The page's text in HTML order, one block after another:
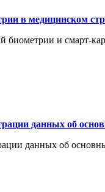
в медицинском
и смарт-
данных об
данных об